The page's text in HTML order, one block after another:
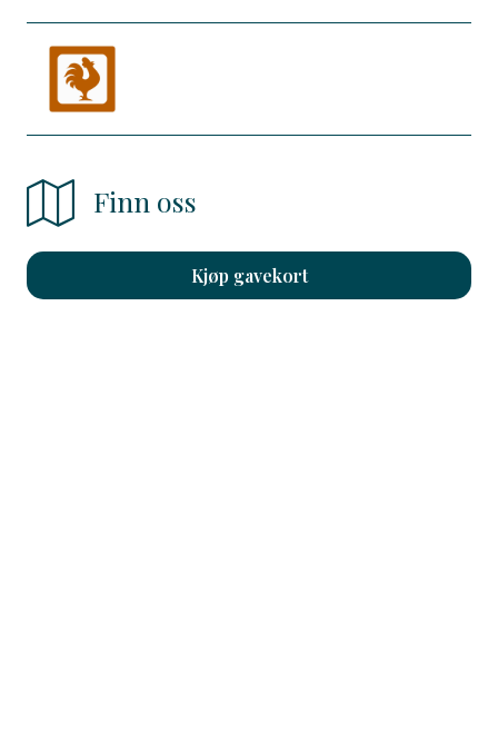
Finn oss
Kjøp gavekort